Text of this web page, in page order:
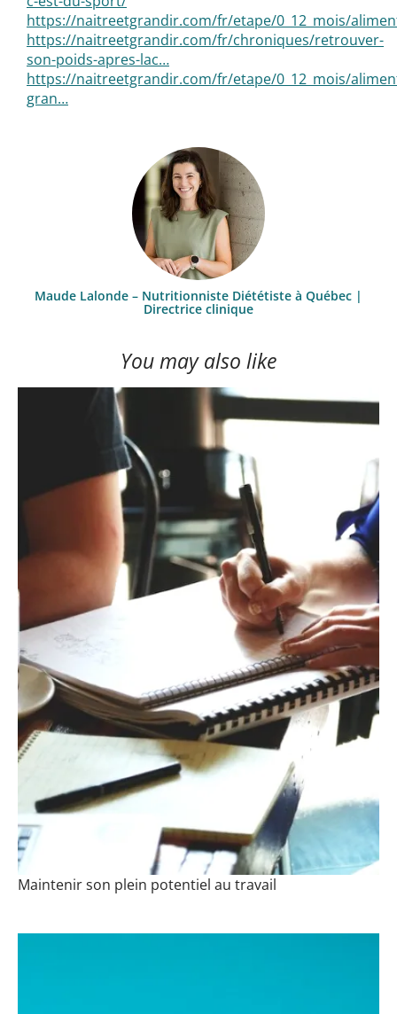
https://naitreetgrandir.com/fr/etape/0_12_mois/
https://naitreetgrandir.com/fr/chroniques/retrouver-
son-poids-apres-lac…
https://naitreetgrandir.com/fr/etape/0_12_mois/
gran…
Maude Lalonde – Nutritionniste Diététiste à Québec |
Directrice clinique
You may also like
Maintenir son plein potentiel au travail